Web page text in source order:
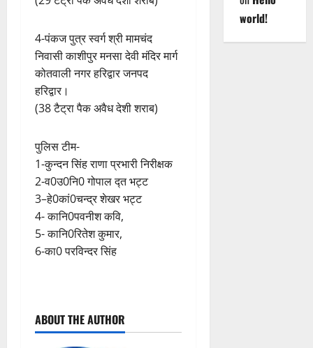
4-पंकज पुत्र स्वर्ग श्री मामचंद
निवासी काशीपुर मनसा देवी मंदिर मार्ग
कोतवाली नगर हरिद्वार जनपद
हरिद्वार।
(38 टैट्रा पैक अवैध देशी शराब)
पुलिस टीम-
1-कुन्दन सिंह राणा प्रभारी निरीक्षक
2-व0उ0नि0 गोपाल द्त भट्ट
3–हे0कां0चन्द्र शेखर भट्ट
4- कानि0पवनीश कवि,
5- कानि0रितेश कुमार,
6-का0 परविन्दर सिंह
o
ABOUT THE AUTHOR
world!